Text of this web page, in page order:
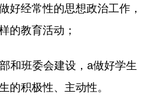
好经常性的思想政治工作，
的教育活动；
和班委会建设，a做好学生
的积极性、主动性。